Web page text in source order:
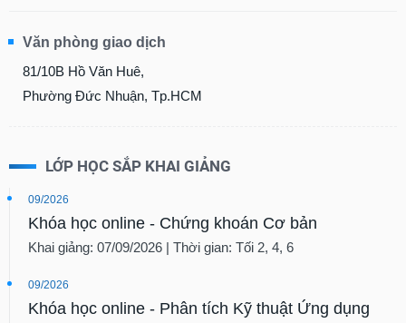
Văn phòng giao dịch
81/10B Hồ Văn Huê,
Phường Đức Nhuận, Tp.HCM
LỚP HỌC SẮP KHAI GIẢNG
09/2026
Khóa học online - Chứng khoán Cơ bản
Khai giảng: 07/09/2026 | Thời gian: Tối 2, 4, 6
09/2026
Khóa học online - Phân tích Kỹ thuật Ứng dụng